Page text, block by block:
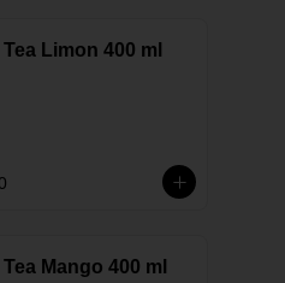
Tea Limon 400 ml
Tea Mango 400 ml